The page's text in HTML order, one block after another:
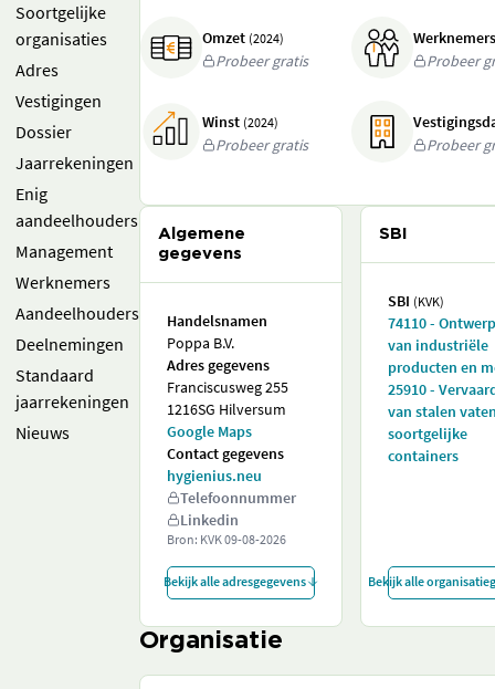
Soortgelijke
organisaties
Adres
Vestigingen
Dossier
Jaarrekeningen
Enig
aandeelhouders
Management
Werknemers
Aandeelhouders
Deelnemingen
Standaard
jaarrekeningen
Nieuws
Omzet (2024)
Probeer gratis
Probeer
Winst (2024)
Probeer gratis
Probeer
Algemene
gegevens
Handelsnamen
Poppa B.V.
Adres gegevens
Franciscusweg 255
1216SG Hilversum
Google Maps
Contact gegevens
hygienius.neu
Telefoonnummer
Linkedin
Bron: KVK09-08-2026
Bekijk alle adresgegevens
SBI
SBI (KVK)
74110 -
van industriële
producten en
25910 -
van stalen
soortgelijke
containers
Bekijk alle
Organisatie